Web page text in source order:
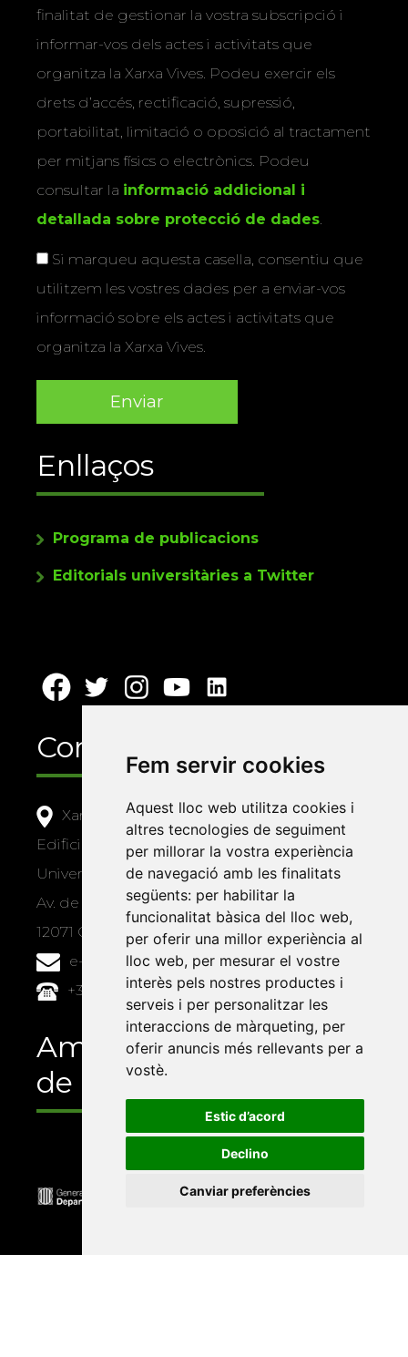
Fem servir cookies
Aquest lloc web utilitza cookies i
altres tecnologies de seguiment
per millorar la vostra experiència
de navegació amb les finalitats
següents: per habilitar la
funcionalitat bàsica del lloc web,
per oferir una millor experiència al
lloc web, per mesurar el vostre
interès pels nostres productes i
serveis i per personalitzar les
interaccions de màrqueting, per
oferir anuncis més rellevants per a
vostè.
Estic d’acord
Declino
Canviar preferències
finalitat de gestionar la vostra subscripció i
informar-vos dels actes i activitats que
organitza la Xarxa Vives. Podeu exercir els
drets d’accés, rectificació, supressió,
portabilitat, limitació o oposició al tractament
per mitjans físics o electrònics. Podeu
consultar la informació addicional i
detallada sobre protecció de dades.
Si marqueu aquesta casella, consentiu que
utilitzem les vostres dades per a enviar-vos
informació sobre els actes i activitats que
organitza la Xarxa Vives.
Enllaços
Programa de publicacions
Editorials universitàries a Twitter
Contacte
Xarxa Vives d'Universitats
Edifici Àgora
Universitat Jaume I, local 10
Av. de Vicent Sos Baynat, s/n
12071 Castelló de la Plana
e-buc@vives.org
+34 964 72 89 93
Amb el suport
de